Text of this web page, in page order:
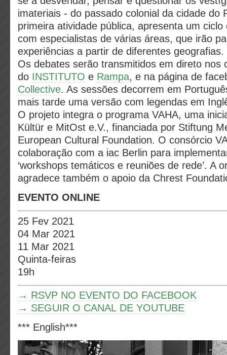
imateriais - do passado colonial da cidade do
primeira atividade pública, apresenta um ciclo
com especialistas de várias áreas, que irão
experiências a partir de diferentes geografias.
Os debates serão transmitidos em direto nos
do INSTITUTO e Rampa, e na página de
Collective. As sessões decorrem em
mais tarde uma versão com legendas em
O projeto integra o programa VAHA, uma
Kültür e MitOst e.V., financiada por Stiftung
European Cultural Foundation. O consórcio
colaboração com a iac Berlin para
‘workshops temáticos e reuniões de rede’. A
agradece também o apoio da Chrest
EVENTO ONLINE
25 Fev 2021
04 Mar 2021
11 Mar 2021
Quinta-feiras
19h
→ RSVP NO EVENTO DO FACEBOOK
→ SEGUIR O CANAL DE YOUTUBE
*** English***